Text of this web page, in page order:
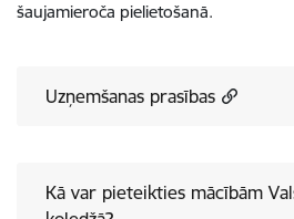
šaujamieroča pielietošanā.
Uzņemšanas prasības
Kā var pieteikties mācībām